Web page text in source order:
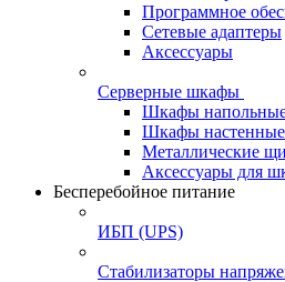
Программное
Сетевые адаптеры
Аксессуары
Серверные шкафы
Шкафы
Шкафы настенные
Металлические
Аксессуары для
Бесперебойное питание
ИБП (UPS)
Стабилизаторы